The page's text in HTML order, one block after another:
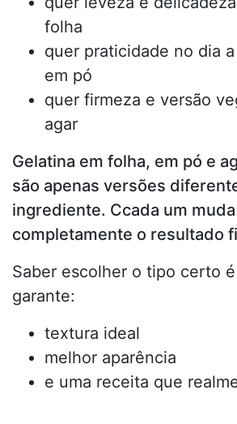
folha
quer praticidade no dia
em pó
quer firmeza e versão
agar
Gelatina em folha, em pó e
são apenas versões
ingrediente. Ccada um muda
completamente o resultado
Saber escolher o tipo certo
garante:
textura ideal
melhor aparência
e uma receita que